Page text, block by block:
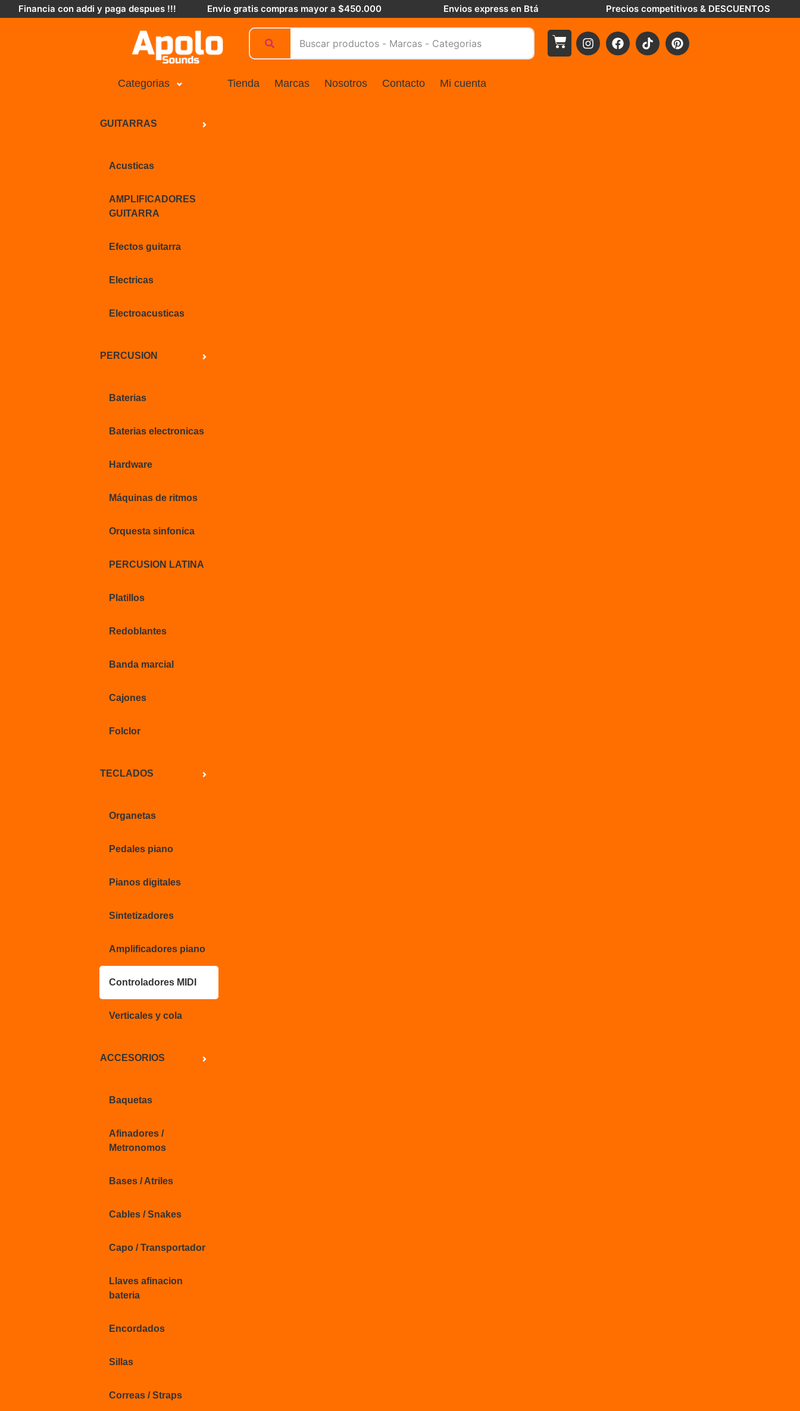
Financia con addi y paga despues !!! Envio gratis compras mayor a $450.000 Envios express en Btá Precios competitivos & DESCUENTOS
Categorias
GUITARRAS
Acusticas
AMPLIFICADORES
GUITARRA
Efectos guitarra
Electricas
Electroacusticas
PERCUSION
Baterias
Baterias electronicas
Hardware
Máquinas de ritmos
Orquesta sinfonica
PERCUSION LATINA
Platillos
Redoblantes
Banda marcial
Cajones
Folclor
TECLADOS
Organetas
Pedales piano
Pianos digitales
Sintetizadores
Amplificadores piano
Controladores MIDI
Verticales y cola
ACCESORIOS
Baquetas
Afinadores /
Metronomos
Bases / Atriles
Cables / Snakes
Capo / Transportador
Llaves afinacion
bateria
Encordados
Sillas
Correas / Straps
Tienda Marcas Nosotros Contacto Mi cuenta